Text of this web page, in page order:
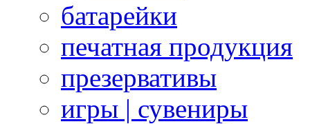
батарейки
печатная продукция
презервативы
игры | сувениры